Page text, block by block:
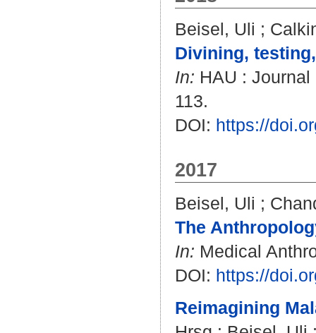
Beisel, Uli ;
Divining,
In: HAU :
113.
DOI: https://
2017
Beisel, Uli ;
The
In: Medical
DOI: https://
Reimagining